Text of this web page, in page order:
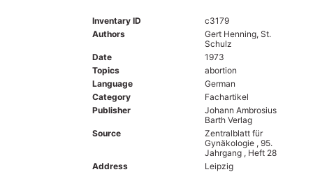
Inventary ID
c3179
Authors
Gert Henning, St.
Schulz
Date
1973
Topics
abortion
Language
German
Category
Fachartikel
Publisher
Johann Ambrosius
Barth Verlag
Source
Zentralblatt für
Gynäkologie , 95.
Jahrgang , Heft 28
Address
Leipzig